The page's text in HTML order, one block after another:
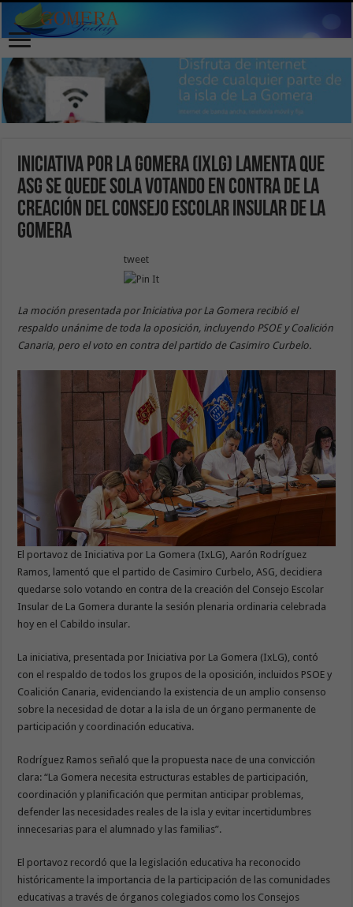
Iniciativa por La Gomera (IxLG) lamenta que
ASG se quede sola votando en contra de la
creación del Consejo Escolar Insular de La
Gomera
tweet
La moción presentada por Iniciativa por La Gomera recibió el
respaldo unánime de toda la oposición, incluyendo PSOE y Coalición
Canaria, pero el voto en contra del partido de Casimiro Curbelo.
El portavoz de Iniciativa por La Gomera (IxLG), Aarón Rodríguez
Ramos, lamentó que el partido de Casimiro Curbelo, ASG, decidiera
quedarse solo votando en contra de la creación del Consejo Escolar
Insular de La Gomera durante la sesión plenaria ordinaria celebrada
hoy en el Cabildo insular.
La iniciativa, presentada por Iniciativa por La Gomera (IxLG), contó
con el respaldo de todos los grupos de la oposición, incluidos PSOE y
Coalición Canaria, evidenciando la existencia de un amplio consenso
sobre la necesidad de dotar a la isla de un órgano permanente de
participación y coordinación educativa.
Rodríguez Ramos señaló que la propuesta nace de una convicción
clara: “La Gomera necesita estructuras estables de participación,
coordinación y planificación que permitan anticipar problemas,
defender las necesidades reales de la isla y evitar incertidumbres
innecesarias para el alumnado y las familias”.
El portavoz recordó que la legislación educativa ha reconocido
históricamente la importancia de la participación de las comunidades
educativas a través de órganos colegiados como los Consejos